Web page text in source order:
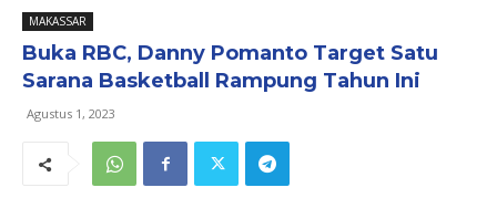
MAKASSAR
Buka RBC, Danny Pomanto Target Satu
Sarana Basketball Rampung Tahun Ini
Agustus 1, 2023